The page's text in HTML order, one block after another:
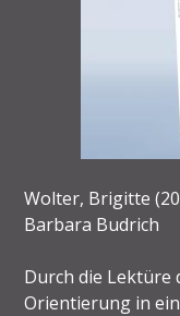
Wolter, Brigitte
Barbara Budrich
Durch die Lektüre
Orientierung in